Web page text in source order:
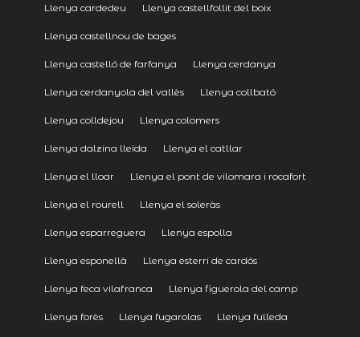
Llenya cardedeu Llenya castellfollit del boix
Llenya castellnou de bages
Llenya castelló de farfanya Llenya cerdanya
Llenya cerdanyola del vallès Llenya collbató
Llenya colldejou Llenya colomers
Llenya dalzina lleida Llenya el catllar
Llenya el lloar Llenya el pont de vilomara i rocafort
Llenya el rourell Llenya el soleràs
Llenya esparreguera Llenya espolla
Llenya esponellà Llenya esterri de cardós
Llenya feca vilafranca Llenya figuerola del camp
Llenya forès Llenya fugarolas Llenya fulleda